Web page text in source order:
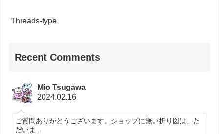
Threads-type
Recent Comments
Mio Tsugawa
2024.02.16
ご質問ありがとうございます。ショップに無い折り図は、た
だいま...